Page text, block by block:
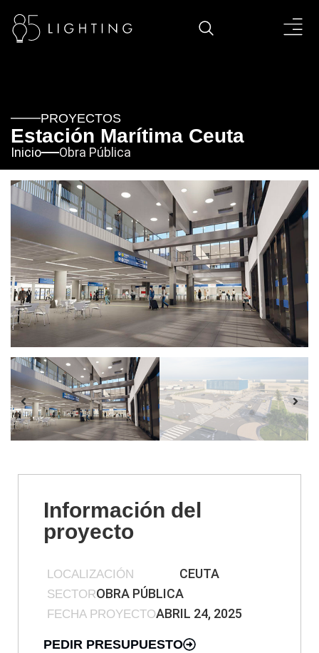
PROYECTOS
Estación Marítima Ceuta
Inicio Obra Pública
Información del
proyecto
LOCALIZACIÓN CEUTA
SECTOROBRA PÚBLICA
FECHA PROYECTOABRIL 24, 2025
PEDIR PRESUPUESTO